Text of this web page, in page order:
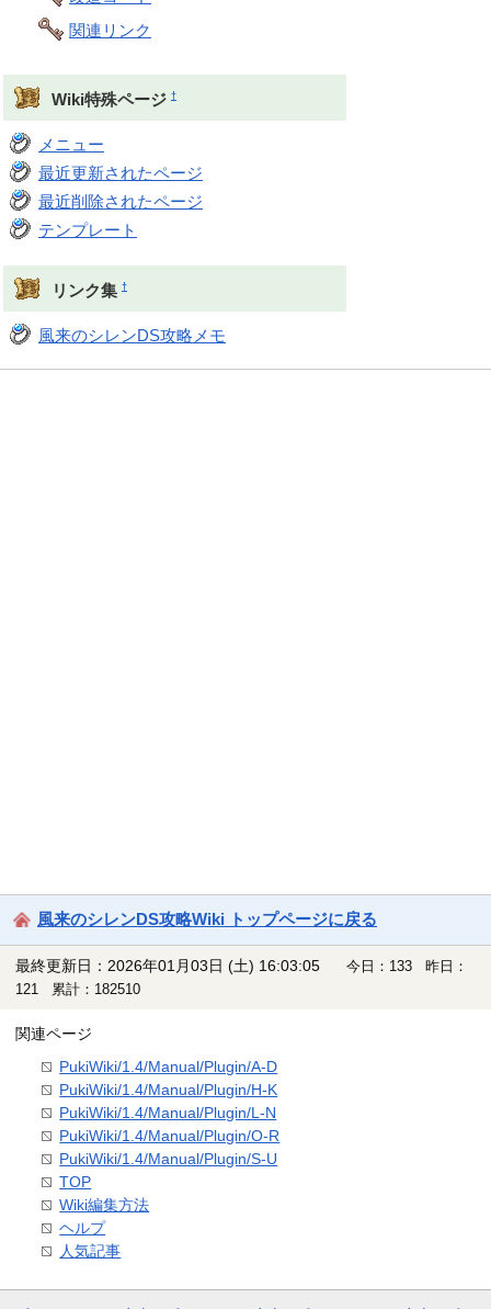
関連リンク
Wiki特殊ページ †
メニュー
最近更新されたページ
最近削除されたページ
テンプレート
リンク集 †
風来のシレンDS攻略メモ
風来のシレンDS攻略Wiki トップページに戻る
最終更新日：2026年01月03日 (土) 16:03:05
今日：133 昨日：
121 累計：182510
関連ページ
PukiWiki/1.4/Manual/Plugin/A-D
PukiWiki/1.4/Manual/Plugin/H-K
PukiWiki/1.4/Manual/Plugin/L-N
PukiWiki/1.4/Manual/Plugin/O-R
PukiWiki/1.4/Manual/Plugin/S-U
TOP
Wiki編集方法
ヘルプ
人気記事